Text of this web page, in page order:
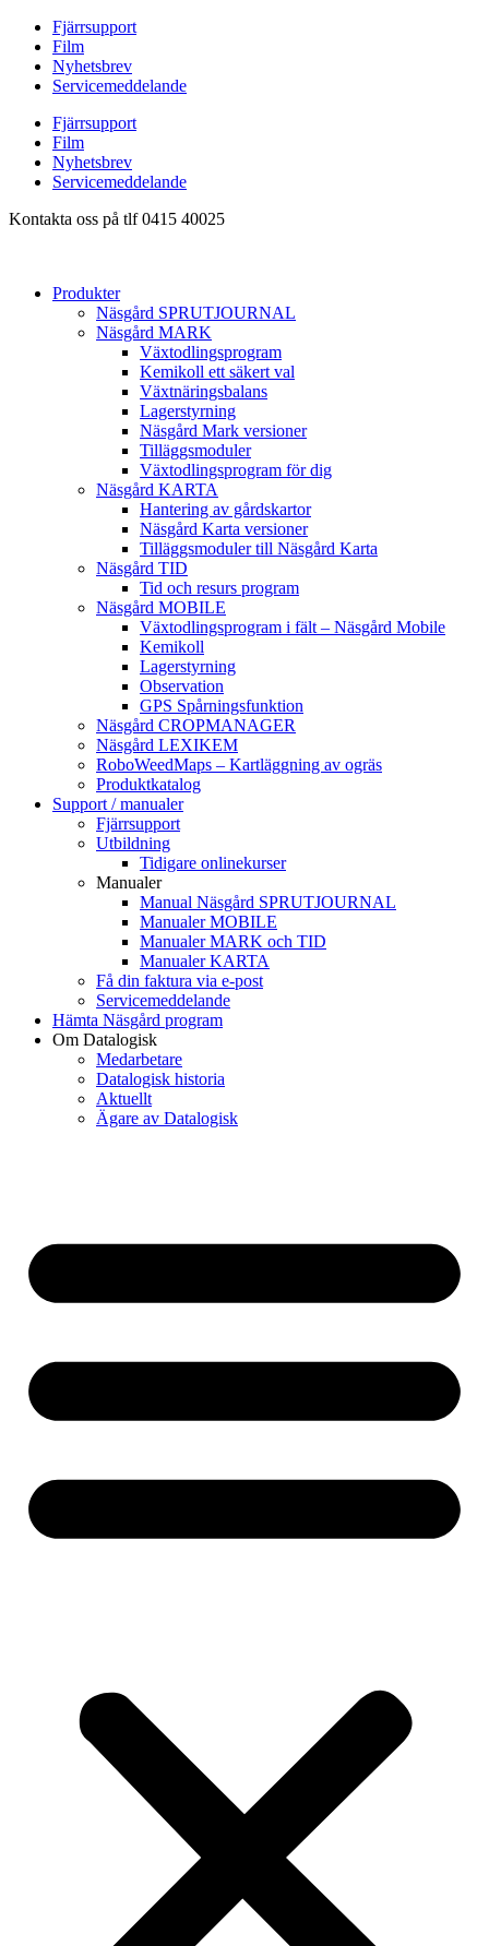
Hoppa
innehåll
Fjärrsupport
Film
Nyhetsbrev
Servicemeddelande
Fjärrsupport
Film
Nyhetsbrev
Servicemeddelande
Kontakta oss på tlf 0415 40025
Produkter
Näsgård SPRUTJOURNAL
Näsgård MARK
Växtodlingsprogram
Kemikoll ett säkert val
Växtnäringsbalans
Lagerstyrning
Näsgård Mark versioner
Tilläggsmoduler
Växtodlingsprogram för dig
Näsgård KARTA
Hantering av gårdskartor
Näsgård Karta versioner
Tilläggsmoduler till Näsgård Karta
Näsgård TID
Tid och resurs program
Näsgård MOBILE
Växtodlingsprogram i fält – Näsgård Mobile
Kemikoll
Lagerstyrning
Observation
GPS Spårningsfunktion
Näsgård CROPMANAGER
Näsgård LEXIKEM
RoboWeedMaps – Kartläggning av ogräs
Produktkatalog
Support / manualer
Fjärrsupport
Utbildning
Tidigare onlinekurser
Manualer
Manual Näsgård SPRUTJOURNAL
Manualer MOBILE
Manualer MARK och TID
Manualer KARTA
Få din faktura via e-post
Servicemeddelande
Hämta Näsgård program
Om Datalogisk
Medarbetare
Datalogisk historia
Aktuellt
Ägare av Datalogisk